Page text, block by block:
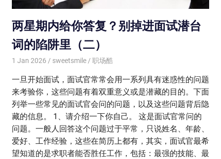
两星期内给你答复？别掉进面试潜台
词的陷阱里（二）
1 Jan 2026 sweetsmile 职场酷
一旦开始面试，面试官常常会用一系列具有迷惑性的问题
来考验你，这些问题有着双重意义或是潜藏的目的。下面
列举一些常见的面试官会问的问题，以及这些问题背后隐
藏的信息。 1、请介绍一下你自己。 这是面试官常问的
问题。一般人回答这个问题过于平常，只说姓名、年龄、
爱好、工作经验，这些在简历上都有，其实，面试官最希
望知道的是求职者能否胜任工作，包括：最强的技能、最